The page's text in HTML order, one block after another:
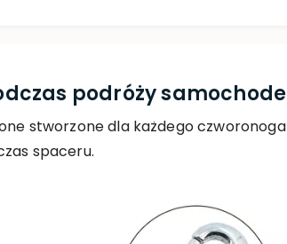
podróży
stworzone dla każdego
spaceru.